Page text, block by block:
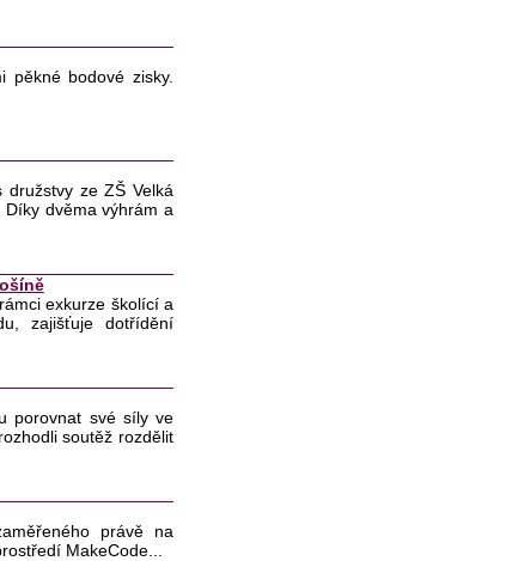
pěkné bodové zisky.
ze ZŠ Velká
dvěma výhrám a
exkurze školící a
zajišťuje dotřídění
porovnat své síly ve
soutěž rozdělit
právě na
MakeCode...